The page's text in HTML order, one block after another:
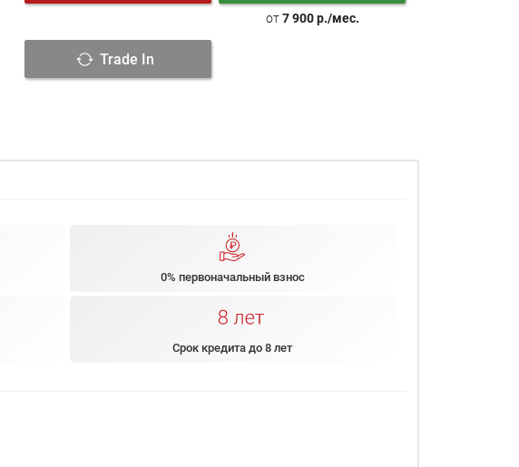
от7 900 р./мес.
Trade In
0% первоначальный взнос
Срок кредита до 8 лет